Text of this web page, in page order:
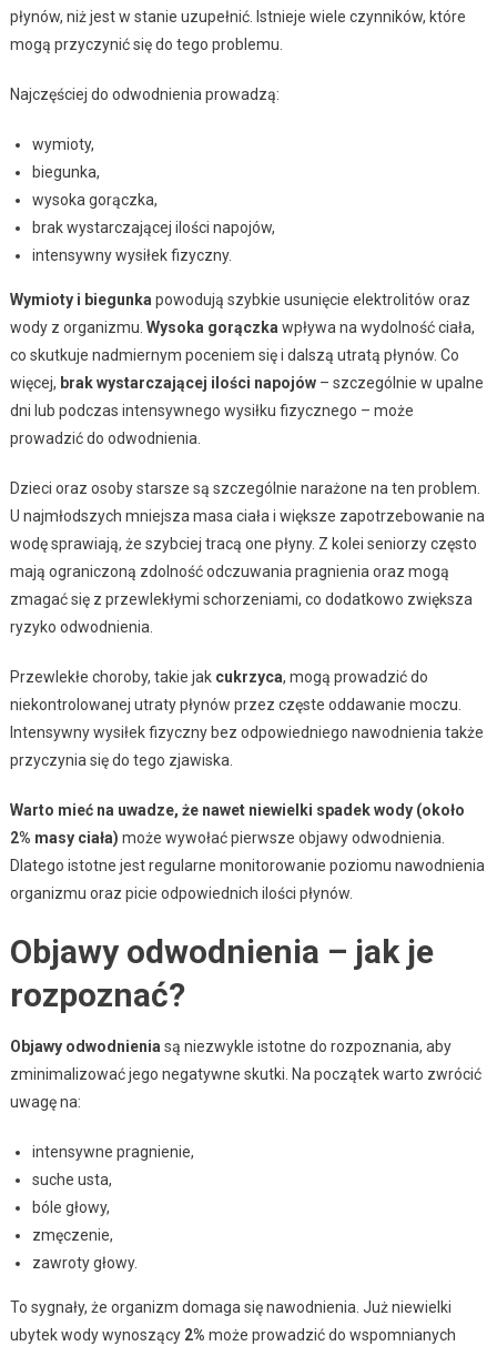
płynów, niż jest w stanie uzupełnić. Istnieje wiele czynników, które
mogą przyczynić się do tego problemu.
Najczęściej do odwodnienia prowadzą:
wymioty,
biegunka,
wysoka gorączka,
brak wystarczającej ilości napojów,
intensywny wysiłek fizyczny.
Wymioty i biegunka powodują szybkie usunięcie elektrolitów oraz
wody z organizmu. Wysoka gorączka wpływa na wydolność ciała,
co skutkuje nadmiernym poceniem się i dalszą utratą płynów. Co
więcej, brak wystarczającej ilości napojów– szczególnie w upalne
dni lub podczas intensywnego wysiłku fizycznego – może
prowadzić do odwodnienia.
Dzieci oraz osoby starsze są szczególnie narażone na ten problem.
U najmłodszych mniejsza masa ciała i większe zapotrzebowanie na
wodę sprawiają, że szybciej tracą one płyny. Z kolei seniorzy często
mają ograniczoną zdolność odczuwania pragnienia oraz mogą
zmagać się z przewlekłymi schorzeniami, co dodatkowo zwiększa
ryzyko odwodnienia.
Przewlekłe choroby, takie jak cukrzyca, mogą prowadzić do
niekontrolowanej utraty płynów przez częste oddawanie moczu.
Intensywny wysiłek fizyczny bez odpowiedniego nawodnienia także
przyczynia się do tego zjawiska.
Warto mieć na uwadze, że nawet niewielki spadek wody (około
2% masy ciała) może wywołać pierwsze objawy odwodnienia.
Dlatego istotne jest regularne monitorowanie poziomu nawodnienia
organizmu oraz picie odpowiednich ilości płynów.
Objawy odwodnienia – jak je
rozpoznać?
Objawy odwodnienia są niezwykle istotne do rozpoznania, aby
zminimalizować jego negatywne skutki. Na początek warto zwrócić
uwagę na:
intensywne pragnienie,
suche usta,
bóle głowy,
zmęczenie,
zawroty głowy.
To sygnały, że organizm domaga się nawodnienia. Już niewielki
ubytek wody wynoszący 2% może prowadzić do wspomnianych